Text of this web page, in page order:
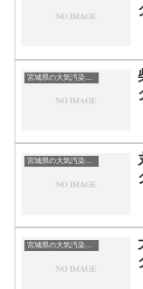
宮城県の大気汚染・PM2.5・黄砂・エアロゾルの数値
宮城県の大気汚染・PM2.5・黄砂・エアロゾルの数値
宮城県の大気汚染・PM2.5・黄砂・エアロゾルの数値